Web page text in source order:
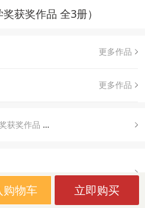
获奖作品 全3册）
更多作品
更多作品
全3册）, 默认
购物车 立即购买